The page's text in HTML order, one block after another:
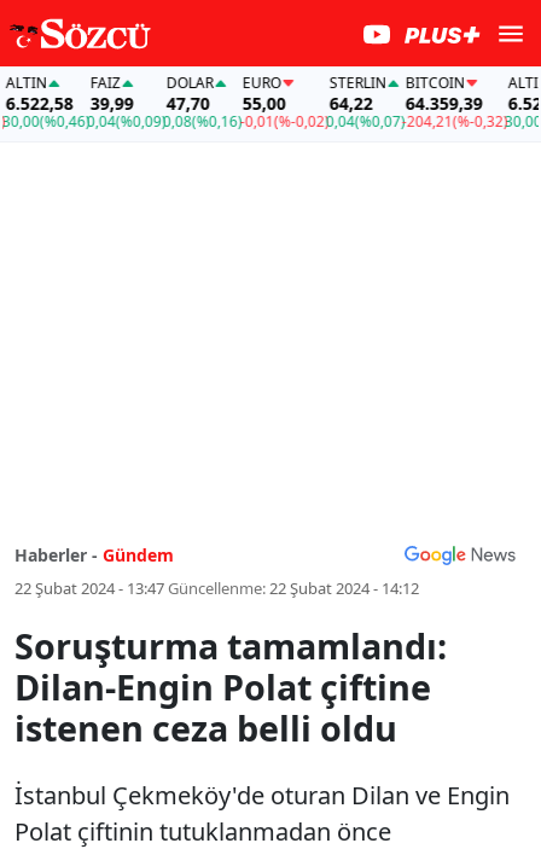
(%0,46)
FAİZ
39,99
0,04(%0,09)
DOLAR
47,70
0,08(%0,16)
EURO
55,00
-0,01(%-0,02)
STERLIN
64,22
0,04(%0,07)
BITCOIN
64.359,39
-204,21(%-0,32)
ALTIN
6.522,58
30,00
Haberler - Gündem
22 Şubat 2024 - 13:47Güncellenme:22 Şubat 2024 - 14:12
Soruşturma tamamlandı:
Dilan-Engin Polat çiftine
istenen ceza belli oldu
İstanbul Çekmeköy'de oturan Dilan ve Engin
Polat çiftinin tutuklanmadan önce